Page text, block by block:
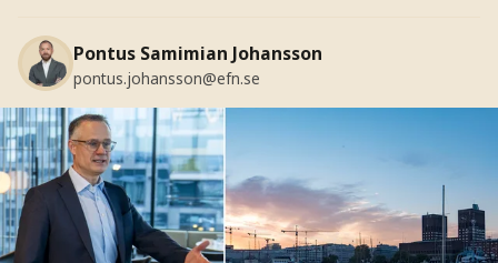
Pontus Samimian Johansson
pontus.johansson@efn.se